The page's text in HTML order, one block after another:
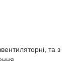
та з